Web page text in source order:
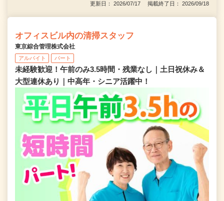
更新日： 2026/07/17 掲載終了日： 2026/09/18
オフィスビル内の清掃スタッフ
東京綜合管理株式会社
アルバイト パート
未経験歓迎！午前のみ3.5時間・残業なし｜土日祝休み＆
大型連休あり｜中高年・シニア活躍中！